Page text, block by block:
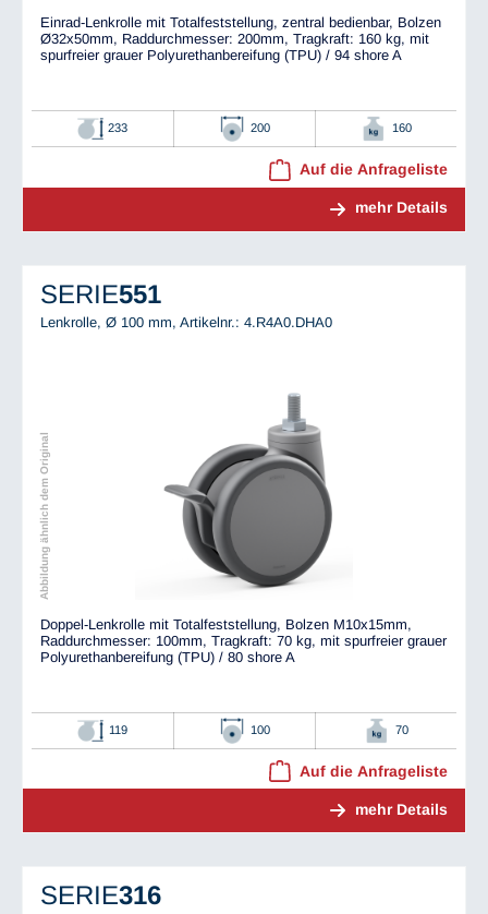
Einrad-Lenkrolle mit Totalfeststellung, zentral bedienbar, Bolzen
Ø32x50mm, Raddurchmesser: 200mm, Tragkraft: 160 kg, mit
spurfreier grauer Polyurethanbereifung (TPU) / 94 shore A
233 200 160
Auf die Anfrageliste
mehr Details
SERIE551
Lenkrolle, Ø 100 mm, Artikelnr.: 4.R4A0.DHA0
Abbildung ähnlich dem Original
Doppel-Lenkrolle mit Totalfeststellung, Bolzen M10x15mm,
Raddurchmesser: 100mm, Tragkraft: 70 kg, mit spurfreier grauer
Polyurethanbereifung (TPU) / 80 shore A
119 100 70
Auf die Anfrageliste
mehr Details
SERIE316